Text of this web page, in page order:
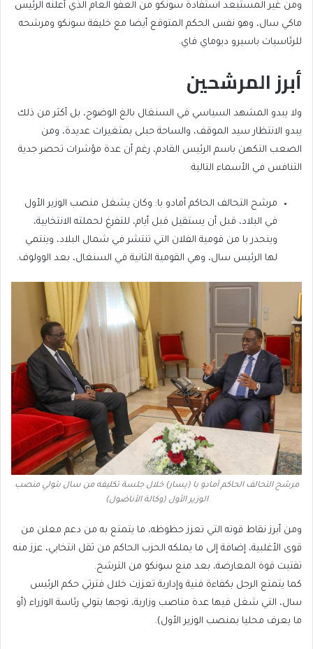
ومن غير المستبعد استفادة سونكو من العفو العام الذي أعلنه الرئيس
ماكي سال، وهو نفس الحكم المتوقع أيضا مع خليفة سونكو ومرشحه
للرئاسيات باسيرو ديوماي فاي.
أبرز المرشحين
ولا يبدو المشهد السياسي في السنغال بالغ الوضوح، بل أكثر من ذلك
يبدو الانتظار سيد الموقف، والساحة حبلى بمتغيرات عديدة، ومن
الصعب التكهن باسم الرئيس القادم، رغم أن عدة مؤشرات تحصر جدية
التنافس في الأسماء التالية:
مرشح التحالف الحاكم أمادو با: وكان يشغل منصب الوزير الأول
في البلاد، قبل أن يستقيل قبل أيام، للتفرغ لحملته الانتخابية،
وينحدر با من قومية الفلان التي تنتشر في شمال البلاد، وينتمي
لها الرئيس سال، وهي القومية الثانية في السنغال، بعد الوولوف.
مرشح التحالف الحاكم أمادو با (يسار) خلال جلسة تكليفه من سال بتولي منصب
الوزير الأول (وكالة الأناضول)
ومن أبرز نقاط قوته التي تعزز حظوظه، ما يتمتع به من دعم معلن من
قوى الأغلبية، إضافة إلى ما يملكه الحزب الحاكم من ثقل انتخابي، عزز منه
تفتيت قوة المعارضة، بعد منع سونكو من الترشح.
كما يتمتع الرجل بكفاءة فنية وإدارية تعززت خلال فترتي حكم الرئيس
سال، التي شغل فيها عدة مناصب وزارية، توجها بتولي رئاسة الوزراء (أو
ما يعرف محليا بمنصب الوزير الأول).